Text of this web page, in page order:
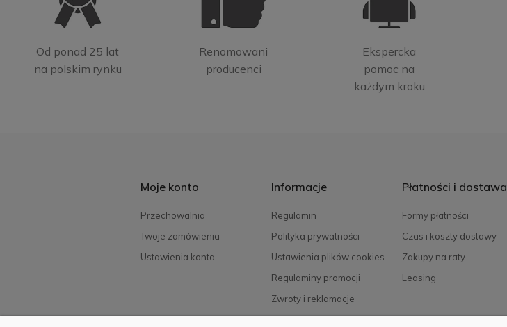
Od ponad 25 lat
na polskim rynku
Renomowani
producenci
Ekspercka
pomoc na
każdym kroku
Moje konto
Przechowalnia
Twoje zamówienia
Ustawienia konta
Informacje
Regulamin
Polityka prywatności
Ustawienia plików cookies
Regulaminy promocji
Zwroty i reklamacje
FAQ
Płatności i dostawa
Formy płatności
Czas i koszty dostawy
Zakupy na raty
Leasing